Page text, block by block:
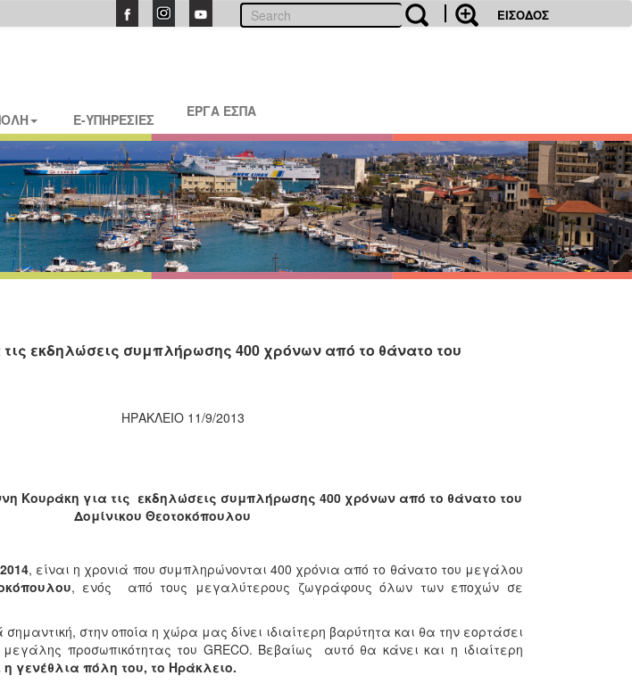
ΕΙΣΟΔΟΣ
E-ΥΠΗΡΕΣΙΕΣ ΕΡΓΑ ΕΣΠΑ
εκδηλώσεις συμπλήρωσης 400 χρόνων από το θάνατο του
ΗΡΑΚΛΕΙΟ 11/9/2013
Κουράκη για τις εκδηλώσεις συμπλήρωσης 400 χρόνων από το θάνατο του
Δομίνικου Θεοτοκόπουλου
2014, είναι η χρονιά που συμπληρώνονται 400 χρόνια από το θάνατο του μεγάλου
, ενός από τους μεγαλύτερους ζωγράφους όλων των εποχών σε
σημαντική, στην οποία η χώρα μας δίνει ιδιαίτερη βαρύτητα και θα την εορτάσει
προσωπικότητας του GRECO. Βεβαίως αυτό θα κάνει και η ιδιαίτερη
η γενέθλια πόλη του, το Ηράκλειο.